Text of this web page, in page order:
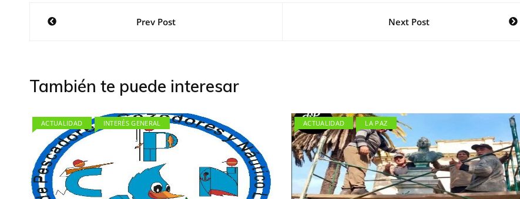
NavegaciónPrev Post Next Post
También te puede interesar
ACTUALIDAD INTERÉS GENERAL ACTUALIDAD LA PAZ